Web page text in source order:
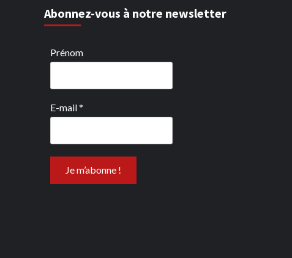
Abonnez-vous à notre newsletter
Prénom
E-mail*